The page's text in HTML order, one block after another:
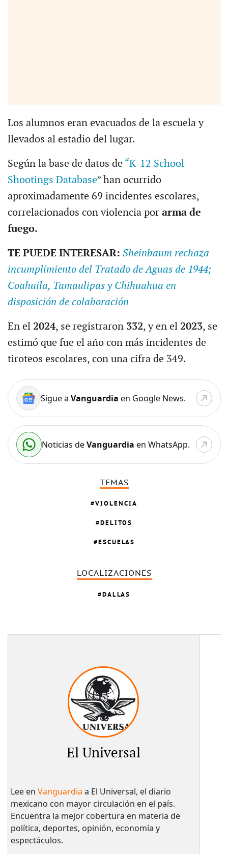
Los alumnos eran evacuados de la escuela y
llevados al estadio del lugar.
Según la base de datos de “K-12 School
Shootings Database” han ocurrido
aproximadamente 69 incidentes escolares,
correlacionados con violencia por arma de
fuego.
TE PUEDE INTERESAR: Sheinbaum rechaza
incumplimiento del Tratado de Aguas de 1944;
Coahuila, Tamaulipas y Chihuahua en
disposición de colaboración
En el2024, se registraron 332, y en el 2023, se
estimó que fue el año con más incidentes de
tiroteos escolares, con una cifra de 349.
Sigue a Vanguardia en Google News.
Noticias deVanguardia en WhatsApp.
TEMAS
VIOLENCIA
DELITOS
ESCUELAS
LOCALIZACIONES
DALLAS
El Universal
Lee en Vanguardia a El Universal, el diario
mexicano con mayor circulación en el país.​
Encuentra la mejor cobertura en materia de
política, deportes, opinión, economía y
espectáculos.